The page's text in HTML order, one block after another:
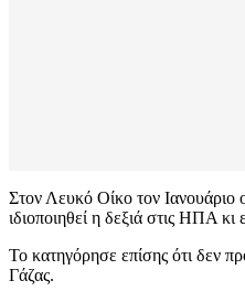
Στον Λευκό Οίκο τον Ιανουάριο
ιδιοποιηθεί η δεξιά στις ΗΠΑ κι
Το κατηγόρησε επίσης ότι δεν
Γάζας.